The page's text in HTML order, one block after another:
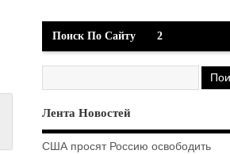
Поиск По Сайту 2
Лента Новостей
США просят Россию освободить